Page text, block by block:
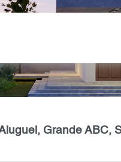
Grande ABC,